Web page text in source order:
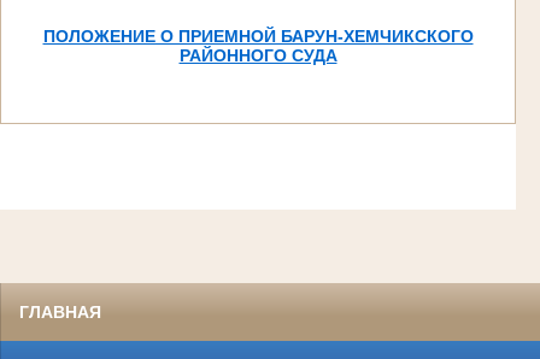
ПОЛОЖЕНИЕ О ПРИЕМНОЙ БАРУН-ХЕМЧИКСКОГО
РАЙОННОГО СУДА
ГЛАВНАЯ